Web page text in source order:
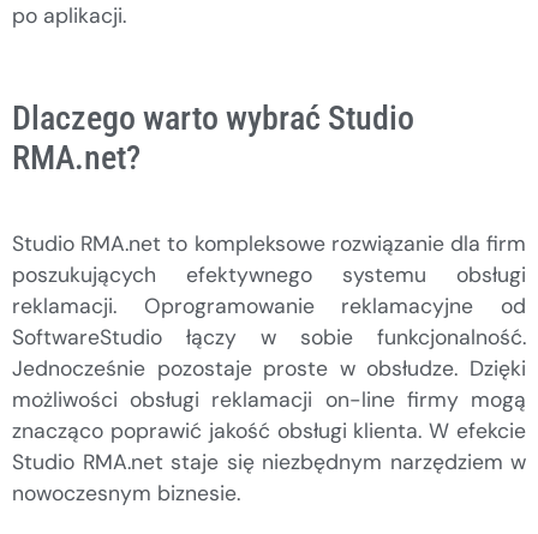
po aplikacji.
Dlaczego warto wybrać Studio
RMA.net?
Studio RMA.net to kompleksowe rozwiązanie dla firm
poszukujących efektywnego systemu obsługi
reklamacji. Oprogramowanie reklamacyjne od
SoftwareStudio łączy w sobie funkcjonalność.
Jednocześnie pozostaje proste w obsłudze. Dzięki
możliwości obsługi reklamacji on-line firmy mogą
znacząco poprawić jakość obsługi klienta. W efekcie
Studio RMA.net staje się niezbędnym narzędziem w
nowoczesnym biznesie.